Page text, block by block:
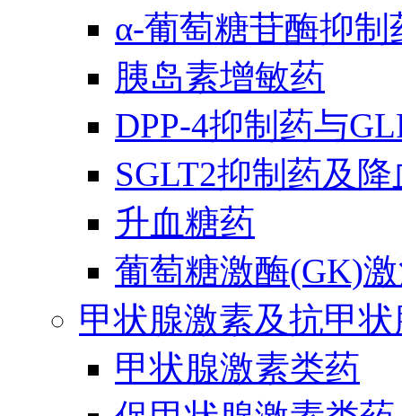
α-葡萄糖苷酶抑制
胰岛素增敏药
DPP-4抑制药与
SGLT2抑制药及
升血糖药
葡萄糖激酶(GK)
甲状腺激素及抗甲
甲状腺激素类药